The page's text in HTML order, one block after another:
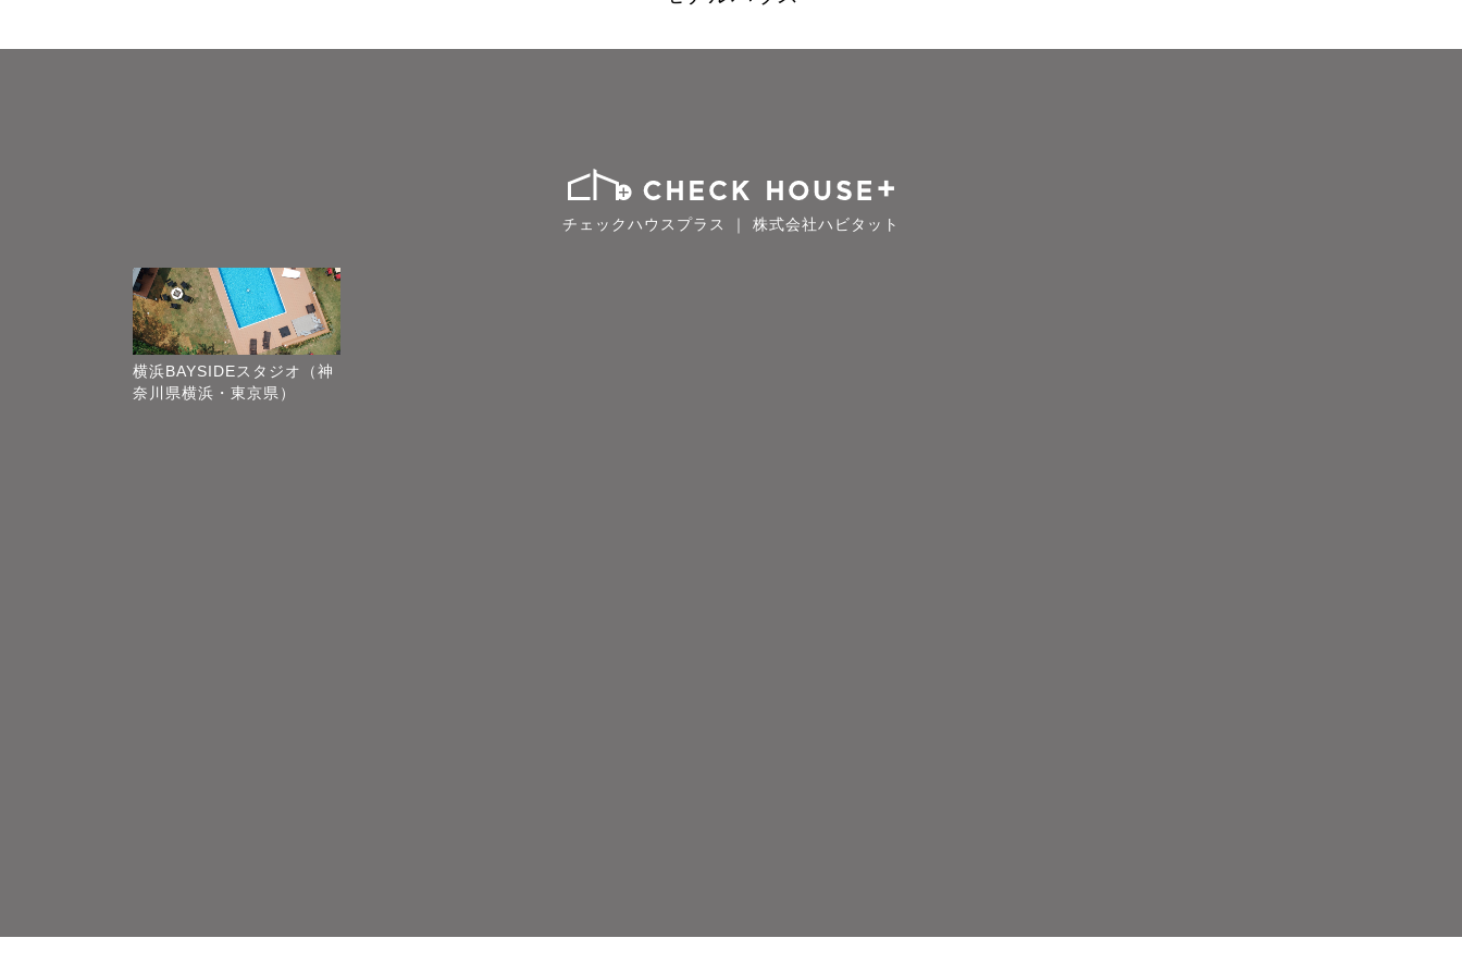
チェックハウスプラス ｜ 株式会社ハビタット
横浜BAYSIDEスタジオ（神
奈川県横浜・東京県）